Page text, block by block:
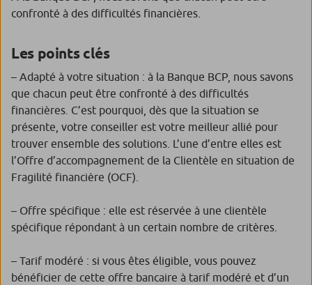
confronté à des difficultés financières.
Les points clés
– Adapté à votre situation : à la Banque BCP, nous savons
que chacun peut être confronté à des difficultés
financières. C’est pourquoi, dès que la situation se
présente, votre conseiller est votre meilleur allié pour
trouver ensemble des solutions. L’une d’entre elles est
l’Offre d’accompagnement de la Clientèle en situation de
Fragilité financière (OCF).
– Offre spécifique : elle est réservée à une clientèle
spécifique répondant à un certain nombre de critères.
– Tarif modéré : si vous êtes éligible, vous pouvez
bénéficier de cette offre bancaire à tarif modéré et d’un